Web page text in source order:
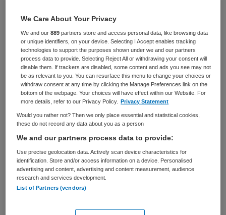
VAKGEBIED
Zorgmanagement
FUNCTIE
Overige beroepen management
BRANCHE
Ziekenhuis
AANSTELLING
Tijdelijk dienstverband
PLAATSINGSDATUM
18 september 2025
NIVEAU
WO
ERVARING
Ervaren
DIENSTVERBAND
Parttime
Vacature niet beschikbaar
Deze vacature Business Developer Public Private
Partnerships bij UMCG is niet meer actueel. Hieronder
We Care About Your Privacy
We and our889 partners store and access personal data, like browsing data
or unique identifiers, on your device. Selecting I Accept enables tracking
technologies to support the purposes shown under we and our partners
process data to provide. Selecting Reject All or withdrawing your consent will
disable them. If trackers are disabled, some content and ads you see may not
be as relevant to you. You can resurface this menu to change your choices or
withdraw consent at any time by clicking the Manage Preferences link on the
bottom of the webpage. Your choices will have effect within our Website. For
more details, refer to our Privacy Policy.
Privacy Statement
Would you rather not? Then we only place essential and statistical cookies,
these do not record any data about you as a person
We and our partners process data to provide:
Use precise geolocation data. Actively scan device characteristics for
identification. Store and/or access information on a device. Personalised
advertising and content, advertising and content measurement, audience
research and services development.
List of Partners (vendors)